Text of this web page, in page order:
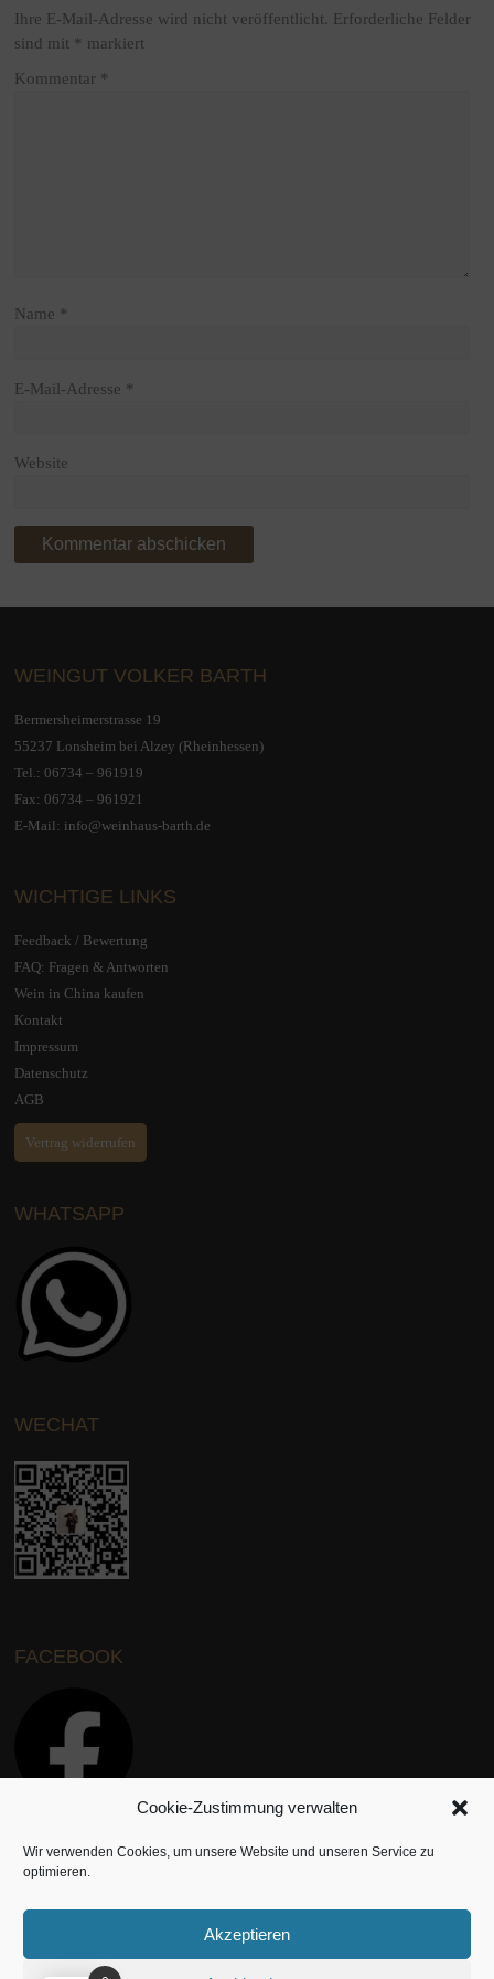
Cookie-Zustimmung verwalten
Wir verwenden Cookies, um unsere Website und unseren Service zu
optimieren.
Akzeptieren
Ihre E-Mail-Adresse wird nicht veröffentlicht. Erforderliche Felder
sind mit * markiert
Kommentar *
Name *
E-Mail-Adresse *
Website
WEINGUT VOLKER BARTH
Bermersheimerstrasse 19
55237 Lonsheim bei Alzey (Rheinhessen)
Tel.:06734 – 961919
Fax: 06734 – 961921
E-Mail: info@weinhaus-barth.de
WICHTIGE LINKS
Feedback / Bewertung
FAQ: Fragen & Antworten
Wein in China kaufen
Kontakt
Impressum
Datenschutz
AGB
Vertrag widerrufen
WHATSAPP
WECHAT
FACEBOOK
INSTAGRAM